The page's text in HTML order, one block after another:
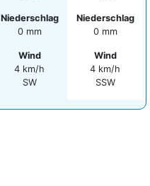
Niederschlag
0 mm
Wind
4 km/h
SW
Niederschlag
0 mm
Wind
4 km/h
SSW